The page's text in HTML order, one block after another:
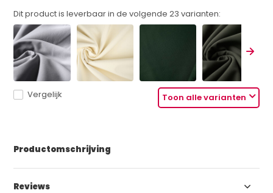
Dit product is leverbaar in de volgende23 varianten:
Toon alle varianten
Vergelijk
Productomschrijving
Reviews